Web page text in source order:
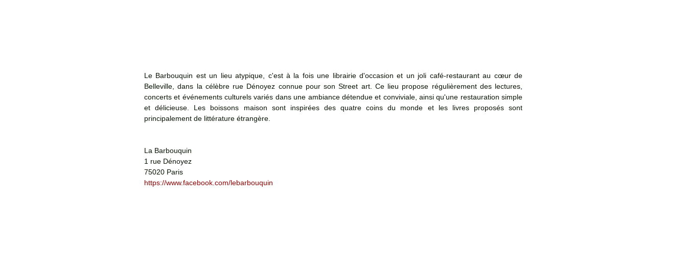
Le Barbouquin est un lieu atypique, c'est à la fois une librairie d'occasion et un joli café-restaurant au cœur de
Belleville, dans la célèbre rue Dénoyez connue pour son Street art. Ce lieu propose régulièrement des lectures,
concerts et événements culturels variés dans une ambiance détendue et conviviale, ainsi qu'une restauration simple
et délicieuse. Les boissons maison sont inspirées des quatre coins du monde et les livres proposés sont
principalement de littérature étrangère.
La Barbouquin
1 rue Dénoyez
75020 Paris
https://www.facebook.com/lebarbouquin